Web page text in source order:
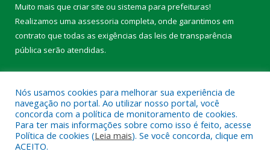
Muito mais que criar site ou sistema para prefeituras!
Realizamos uma assessoria completa, onde garantimos em
contrato que todas as exigências das leis de transparência
pública serão atendidas.
Todos os direitos reservados a Prefeitura Municipal de Faro.
Nós usamos cookies para melhorar sua experiência de
navegação no portal. Ao utilizar nosso portal, você
concorda com a política de monitoramento de cookies.
Para ter mais informações sobre como isso é feito, acesse
Política de cookies (Leia mais). Se você concorda, clique em
ACEITO.